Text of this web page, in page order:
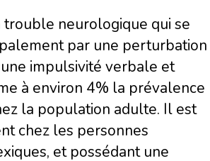
trouble neurologique qui se
par une perturbation
impulsivité verbale et
à environ 4% la prévalence
la population adulte. Il est
chez les personnes
et possédant une